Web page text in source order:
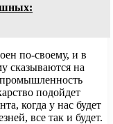
по-своему, и в
сказываются на
подойдет
когда у нас будет
все так и будет.